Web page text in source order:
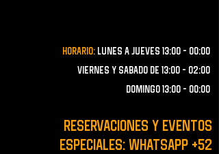
Horario: lunes a JUEVES 13:00 - 00:00
VIERNES Y SABADO de 13:00 - 02:00
domingo 13:00 - 00:00
RESERVACIONES y EVENTOS
ESPECIALES: WHATSAPP +52